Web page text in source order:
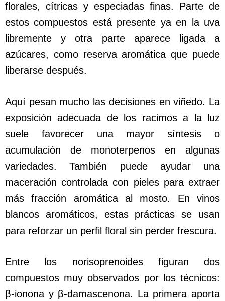
florales, cítricas y especiadas finas. Parte de
estos compuestos está presente ya en la uva
libremente y otra parte aparece ligada a
azúcares, como reserva aromática que puede
liberarse después.
Aquí pesan mucho las decisiones en viñedo. La
exposición adecuada de los racimos a la luz
suele favorecer una mayor síntesis o
acumulación de monoterpenos en algunas
variedades. También puede ayudar una
maceración controlada con pieles para extraer
más fracción aromática al mosto. En vinos
blancos aromáticos, estas prácticas se usan
para reforzar un perfil floral sin perder frescura.
Entre los norisoprenoides figuran dos
compuestos muy observados por los técnicos:
β-ionona y β-damascenona. La primera aporta